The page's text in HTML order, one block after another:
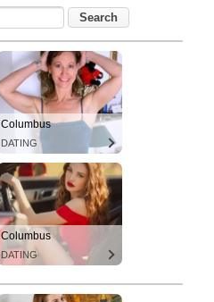
Columbus
DATING
Columbus
DATING